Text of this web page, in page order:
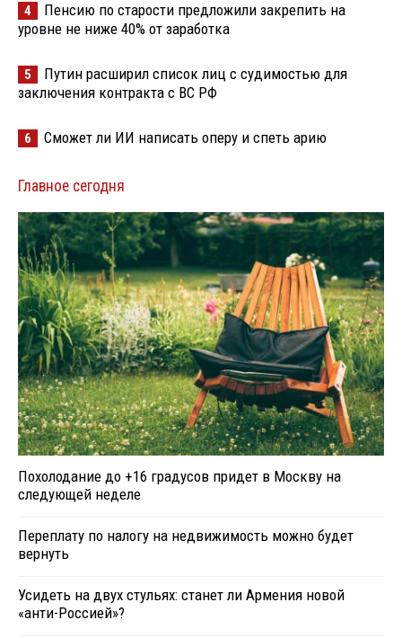
4
Пенсию по старости предложили закрепить на
уровне не ниже 40% от заработка
5
Путин расширил список лиц с судимостью для
заключения контракта с ВС РФ
6 Сможет ли ИИ написать оперу и спеть арию
Главное сегодня
Похолодание до +16 градусов придет в Москву на
следующей неделе
Переплату по налогу на недвижимость можно будет
вернуть
Усидеть на двух стульях: станет ли Армения новой
«анти-Россией»?